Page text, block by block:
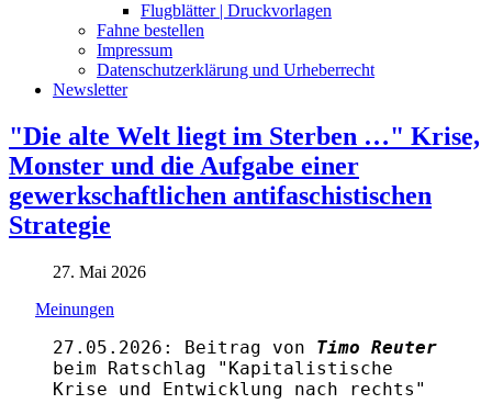
Flugblätter | Druckvorlagen
Fahne bestellen
Impressum
Datenschutzerklärung und Urheberrecht
Newsletter
"Die alte Welt liegt im Sterben …" Krise,
Monster und die Aufgabe einer
gewerkschaftlichen antifaschistischen
Strategie
27. Mai 2026
Meinungen
27.05.2026: Beitrag von Timo Reuter
beim Ratschlag "Kapitalistische
Krise und Entwicklung nach rechts"